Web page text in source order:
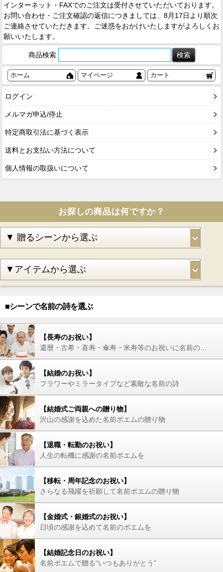
インターネット・FAXでのご注文は受付させていただいております。
お問い合わせ・ご注文確認の返信につきましては、8月17日より順次
ご連絡させていただきます。ご迷惑をおかけいたしますがよろしくお
願いいたします。
商品検索
ホーム マイページ カート
ログイン
メルマガ申込/停止
特定商取引法に基づく表示
送料とお支払い方法について
個人情報の取扱いについて
お探しの商品は何ですか？
■シーンで名前の詩を選ぶ
【長寿のお祝い】
【結婚のお祝い】
フラワーやミラータイプなど素敵な名前の詩
【結婚式ご両親への贈り物】
沢山の感謝を込めた名前ポエムの贈り物
【退職・転勤のお祝い】
人生の転機に感謝の名前ポエムを
【移転・周年記念のお祝い】
さらなる飛躍を祈願して名前ポエムの贈り物
【金婚式・銀婚式のお祝い】
日頃の感謝を込めて名前のポエムを
【結婚記念日のお祝い】
名前ポエムで贈る“いつもありがとう”